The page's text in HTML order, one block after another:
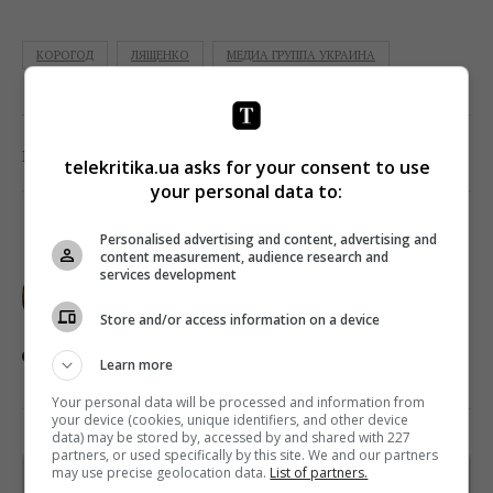
КОРОГОД ЛЯЩЕНКО МЕДИА ГРУППА УКРАИНА
Поділитись: Facebook 0
ПАВЛО МАНДРИК
Pay TV, регуляція, рекламний ринок
telekritika.ua asks for your consent to use
your personal data to:
Personalised advertising and content, advertising and
content measurement, audience research and
services development
Store and/or access information on a device
Learn more
Your personal data will be processed and information from
your device (cookies, unique identifiers, and other device
data) may be stored by, accessed by and shared with 227
partners, or used specifically by this site. We and our partners
may use precise geolocation data. List of partners.